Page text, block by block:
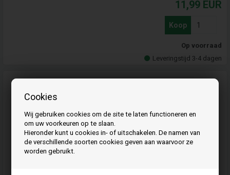
Cookies
Wij gebruiken cookies om de site te laten functioneren en
om uw voorkeuren op te slaan.
Hieronder kunt u cookies in- of uitschakelen. De namen van
de verschillende soorten cookies geven aan waarvoor ze
worden gebruikt.
11,99 EUR
Koop
Op voorraad
Leveringstijd 3-4 dagen